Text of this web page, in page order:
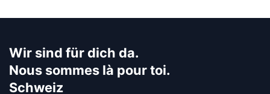
Wir sind für dich da.
Nous sommes là pour toi.
Schweiz